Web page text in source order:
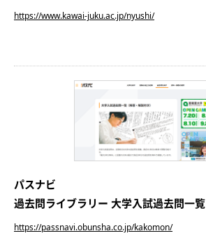
https://www.kawai-juku.ac.jp/nyushi/
パスナビ
過去問ライブラリー 大学入試過去問一覧
https://passnavi.obunsha.co.jp/kakomon/